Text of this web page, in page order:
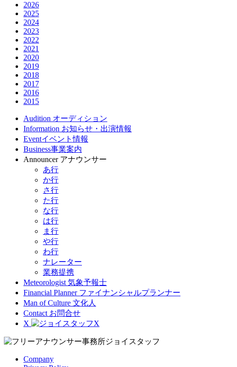
2026
2025
2024
2023
2022
2021
2020
2019
2018
2017
2016
2015
Audition オーディション
Information お知らせ・出演情報
Eventイベント情報
Business事業案内
Announcer アナウンサー
あ行
か行
さ行
た行
な行
は行
ま行
や行
わ行
ナレーター
業務提携
Meteorologist気象予報士
Financial Planner ファイナンシャルプランナー
Man of Culture 文化人
Contact お問合せ
X
Company